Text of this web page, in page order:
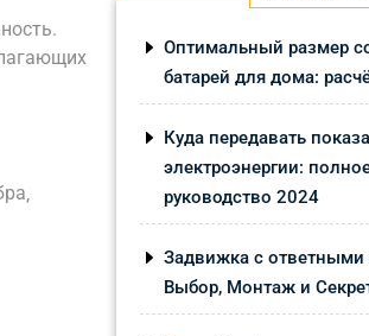
Оптимальный размер
батарей для дома:
Куда передавать
электроэнергии:
руководство 2024
Задвижка с
Выбор, Монтаж и